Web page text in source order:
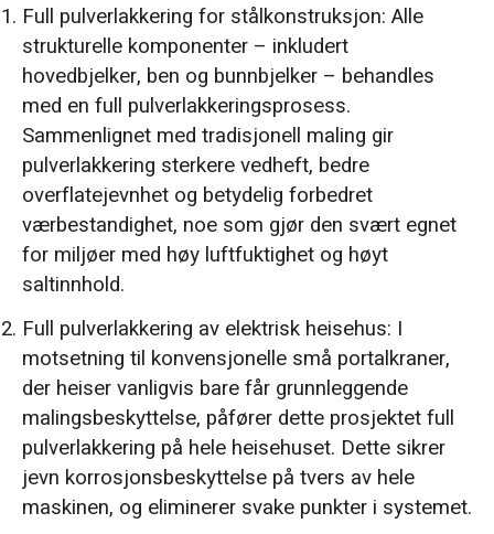
Full pulverlakkering for stålkonstruksjon: Alle
strukturelle komponenter – inkludert
hovedbjelker, ben og bunnbjelker – behandles
med en full pulverlakkeringsprosess.
Sammenlignet med tradisjonell maling gir
pulverlakkering sterkere vedheft, bedre
overflatejevnhet og betydelig forbedret
værbestandighet, noe som gjør den svært egnet
for miljøer med høy luftfuktighet og høyt
saltinnhold.
Full pulverlakkering av elektrisk heisehus: I
motsetning til konvensjonelle små portalkraner,
der heiser vanligvis bare får grunnleggende
malingsbeskyttelse, påfører dette prosjektet full
pulverlakkering på hele heisehuset. Dette sikrer
jevn korrosjonsbeskyttelse på tvers av hele
maskinen, og eliminerer svake punkter i systemet.